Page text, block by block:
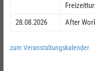
28.08.2026
After
zum Veranstaltungskalender